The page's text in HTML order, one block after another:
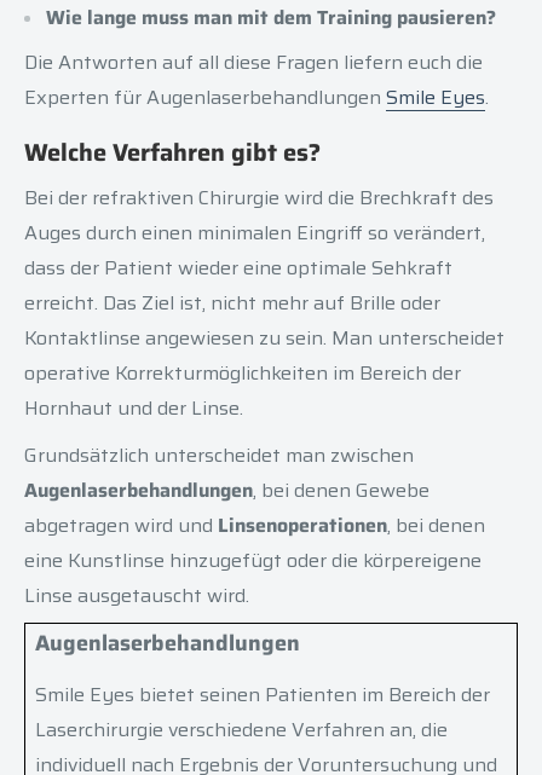
Wie lange muss man mit dem Training pausieren?
Die Antworten auf all diese Fragen liefern euch die
Experten für Augenlaserbehandlungen Smile Eyes.
Welche Verfahren gibt es?
Bei der refraktiven Chirurgie wird die Brechkraft des
Auges durch einen minimalen Eingriff so verändert,
dass der Patient wieder eine optimale Sehkraft
erreicht. Das Ziel ist, nicht mehr auf Brille oder
Kontaktlinse angewiesen zu sein. Man unterscheidet
operative Korrekturmöglichkeiten im Bereich der
Hornhaut und der Linse.
Grundsätzlich unterscheidet man zwischen
Augenlaserbehandlungen, bei denen Gewebe
abgetragen wird und Linsenoperationen, bei denen
eine Kunstlinse hinzugefügt oder die körpereigene
Linse ausgetauscht wird.
Augenlaserbehandlungen
Smile Eyes bietet seinen Patienten im Bereich der
Laserchirurgie verschiedene Verfahren an, die
individuell nach Ergebnis der Voruntersuchung und